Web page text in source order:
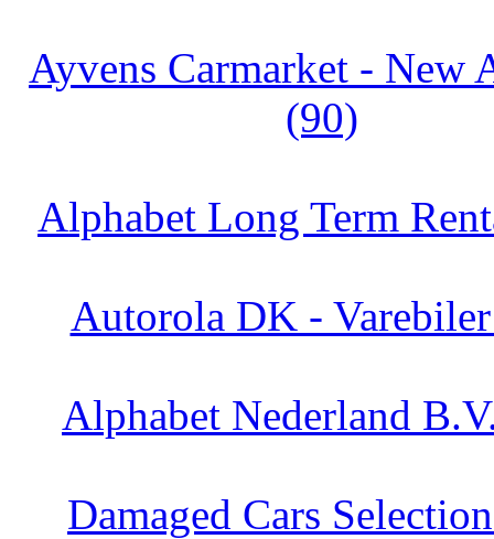
Ayvens Carmarket - New
(90)
Alphabet Long Term
Autorola DK -
Alphabet Nederland
Damaged Cars